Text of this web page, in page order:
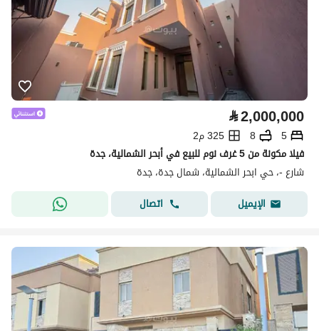
⃁2,000,000
5
8
325 م2
فيلا مكونة من 5 غرف نوم للبيع في أبحر الشمالية، جدة
شارع -، حي ابحر الشمالية، شمال جدة، جدة
الإيميل
اتصال